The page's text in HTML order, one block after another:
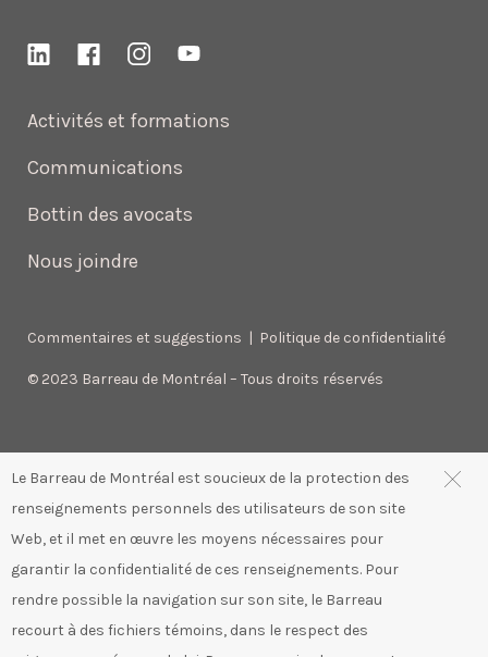
Le Barreau de Montréal est soucieux de la protection des
renseignements personnels des utilisateurs de son site
Web, et il met en œuvre les moyens nécessaires pour
garantir la confidentialité de ces renseignements. Pour
rendre possible la navigation sur son site, le Barreau
recourt à des fichiers témoins, dans le respect des
Activités et formations
Communications
Bottin des avocats
Nous joindre
Commentaires et suggestions | Politique de confidentialité
© 2023 Barreau de Montréal – Tous droits réservés